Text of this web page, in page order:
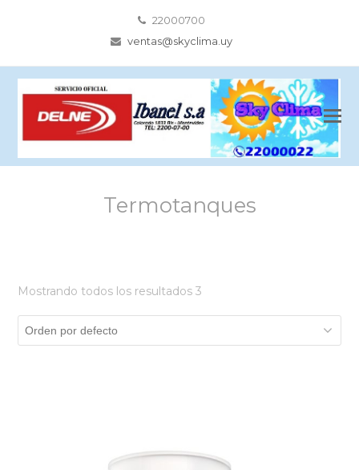
22000700
ventas@skyclima.uy
Termotanques
Mostrando todos los resultados 3